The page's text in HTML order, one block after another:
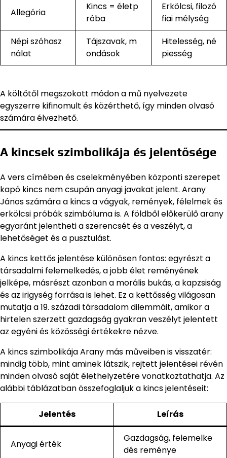
Allegória
Kincs = életp
róba
Erkölcsi, filozó
fiai mélység
Népi szóhasz
nálat
Tájszavak, m
ondások
Hitelesség, né
piesség
A költőtől megszokott módon a mű nyelvezete
egyszerre kifinomult és közérthető, így minden olvasó
számára élvezhető.
A kincsek szimbolikája és jelentősége
A vers címében és cselekményében központi szerepet
kapó kincs nem csupán anyagi javakat jelent. Arany
János számára a kincs a vágyak, remények, félelmek és
erkölcsi próbák szimbóluma is. A földből előkerülő arany
egyaránt jelentheti a szerencsét és a veszélyt, a
lehetőséget és a pusztulást.
A kincs kettős jelentése különösen fontos: egyrészt a
társadalmi felemelkedés, a jobb élet reményének
jelképe, másrészt azonban a morális bukás, a kapzsiság
és az irigység forrása is lehet. Ez a kettősség világosan
mutatja a 19. századi társadalom dilemmáit, amikor a
hirtelen szerzett gazdagság gyakran veszélyt jelentett
az egyéni és közösségi értékekre nézve.
A kincs szimbolikája Arany más műveiben is visszatér:
mindig több, mint aminek látszik, rejtett jelentései révén
minden olvasó saját élethelyzetére vonatkoztathatja. Az
alábbi táblázatban összefoglaljuk a kincs jelentéseit:
Jelentés Leírás
Anyagi érték
Gazdagság, felemelke
dés reménye